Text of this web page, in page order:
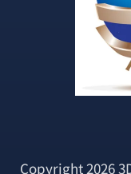
Copyright 2026